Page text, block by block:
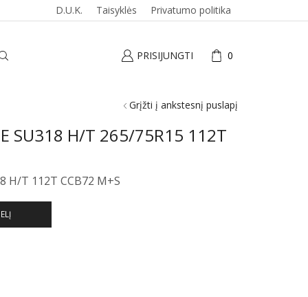
D.U.K. Taisyklės Privatumo politika
PRISIJUNGTI 0
Grįžti į ankstesnį puslapį
SU318 H/T 265/75R15 112T
H/T 112T CCB72 M+S